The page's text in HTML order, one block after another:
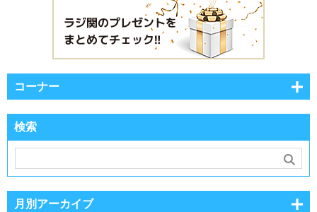
コーナー
検索
月別アーカイブ